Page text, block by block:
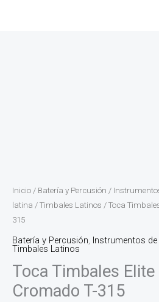
Inicio / Batería y Percusión /
latina / Timbales Latinos / Toca
315
Batería y Percusión, Instrumentos
Timbales Latinos
Toca Timbales Elite
Cromado T-315
T-
315
cantidad